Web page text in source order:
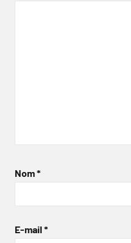
Nom*
E-mail *